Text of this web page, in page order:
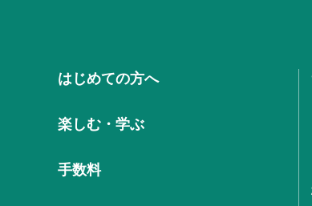
はじめての方へ
楽しむ・学ぶ
手数料